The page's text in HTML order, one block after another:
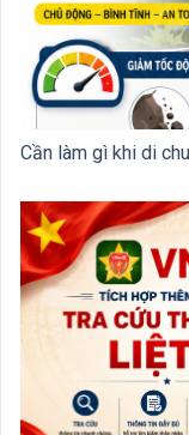
Cần làm gì khi di